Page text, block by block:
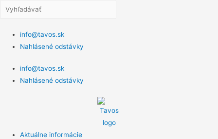
info@tavos.sk
Nahlásené odstávky
info@tavos.sk
Nahlásené odstávky
Aktuálne informácie